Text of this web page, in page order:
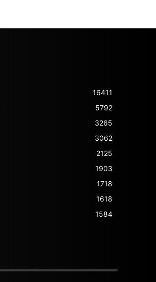
16411
5792
3265
3062
2125
1903
1718
1618
1584